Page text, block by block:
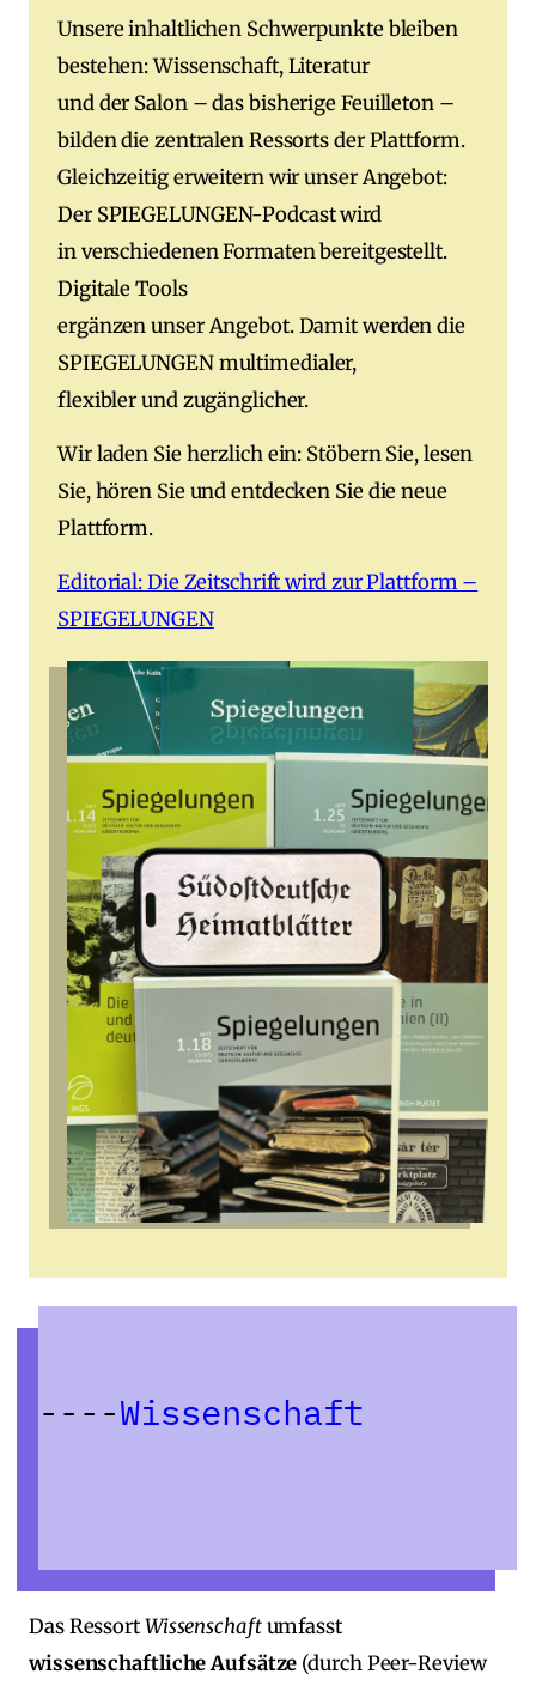
Unsere inhaltlichen Schwerpunkte bleiben
bestehen: Wissenschaft, Literatur
und der Salon – das bisherige Feuilleton –
bilden die zentralen Ressorts der Plattform.
Gleichzeitig erweitern wir unser Angebot:
Der SPIEGELUNGEN-Podcast wird
in verschiedenen Formaten bereitgestellt.
Digitale Tools
ergänzen unser Angebot. Damit werden die
SPIEGELUNGEN multimedialer,
flexibler und zugänglicher.
Wir laden Sie herzlich ein: Stöbern Sie, lesen
Sie, hören Sie und entdecken Sie die neue
Plattform.
Editorial: Die Zeitschrift wird zur Plattform –
SPIEGELUNGEN
Wissenschaft
Das RessortWissenschaftumfasst
wissenschaftliche Aufsätze (durch Peer‑Review